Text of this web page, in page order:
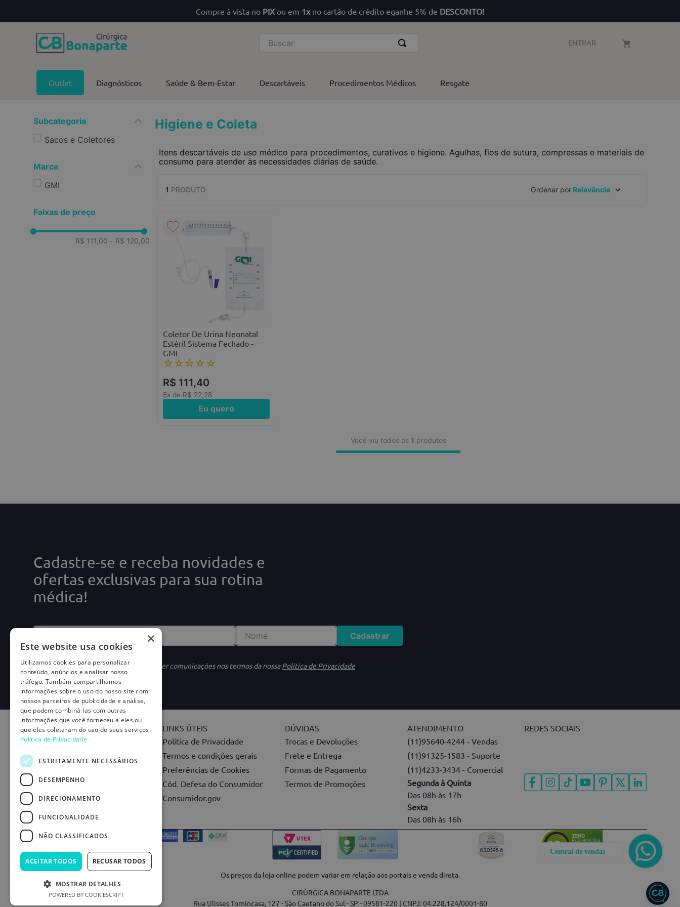
Compre à vista no PIX ou em 1xno cartão de crédito eganhe 5% de DESCONTO!
Buscar
ENTRAR
Outlet Diagnósticos Saúde & Bem-Estar Descartáveis Procedimentos Médicos Resgate
Subcategoria
Sacos e Coletores
Marca
GMI
Faixas de preço
R$ 111,00 – R$ 120,00
Higiene e Coleta
Itens descartáveis de uso médico para procedimentos, curativos e higiene. Agulhas, fios de sutura, compressas e materiais de
consumo para atender às necessidades diárias de saúde.
1 PRODUTO Ordenar por Relevância
Coletor De Urina Neonatal
Estéril Sistema Fechado -
GMI
☆☆☆☆☆
R$ 111,40
5x de R$ 22 28
Eu quero
Você viu todos os 1 produtos
Cadastre-se e receba novidades e
ofertas exclusivas para sua rotina
médica!
Cadastrar
Ao se cadastrar, você concorda em receber comunicações nos termos da nossaPolítica de Privacidade
INSTITUCIONAL
Nossa História
Good Doctor
LINKS ÚTEIS
Política de Privacidade
Termos e condições gerais
Preferências de Cookies
Cód. Defesa do Consumidor
Consumidor.gov
DÚVIDAS
Trocas e Devoluções
Frete e Entrega
Formas de Pagamento
Termos de Promoções
ATENDIMENTO
(11)95640-4244 - Vendas
(11)91325-1583 - Suporte
(11)4233-3434 - Comercial
Segunda à Quinta
Das 08h às 17h
Sexta
Das 08h às 16h
REDES SOCIAIS
Os preços da loja online podem variar em relação aos portais e venda direta.
CIRÚRGICA BONAPARTE LTDA
Rua Ulisses Tornincasa, 127 - São Caetano do Sul - SP - 09581-220 | CNPJ: 04.228.124/0001-80
×
Este website usa cookies
Utilizamos cookies para personalizar
conteúdo, anúncios e analisar nosso
tráfego. Também compartilhamos
informações sobre o uso do nosso site com
nossos parceiros de publicidade e análise,
que podem combiná-las com outras
informações que você forneceu a eles ou
que eles coletaram do uso de seus serviços.
Política de Privacidade
ESTRITAMENTE NECESSÁRIOS
DESEMPENHO
DIRECIONAMENTO
FUNCIONALIDADE
NÃO CLASSIFICADOS
ACEITAR TODOS RECUSAR TODOS
MOSTRAR DETALHES
POWERED BY COOKIESCRIPT